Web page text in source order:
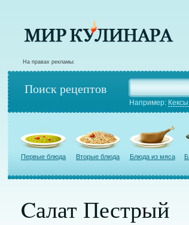
На правах рекламы:
Поиск рецептов
Например:
Первые блюда Вторые блюда Блюда из мяса
Cалат Пестрый